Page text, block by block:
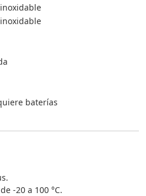
baterías
-20 a 100 °C.